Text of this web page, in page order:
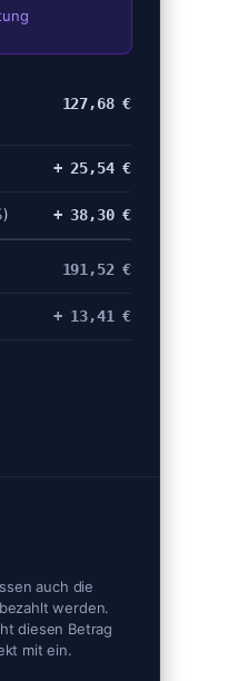
127,68 €
+ 25,54 €
+ 38,30 €
191,52 €
+ 13,41 €
auch die
werden.
diesen Betrag
mit ein.